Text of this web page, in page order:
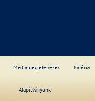
Médiamegjelenések Galéria
Alapítványunk